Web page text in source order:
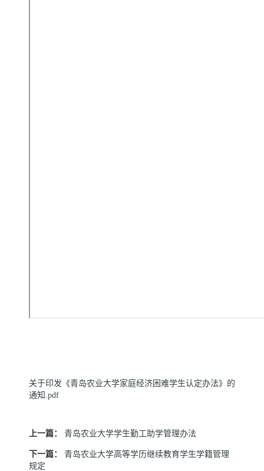
关于印发《青岛农业大学家庭经济困难学生认定办法》的
通知.pdf
上一篇： 青岛农业大学学生勤工助学管理办法
下一篇：
青岛农业大学高等学历继续教育学生学籍管理
规定